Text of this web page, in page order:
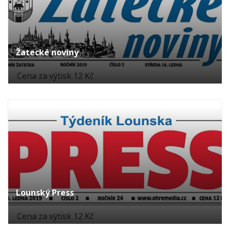
Žatecké noviny
Cena za výtisk 12 Kč
Lounský Press
Cena za výtisk 12 Kč